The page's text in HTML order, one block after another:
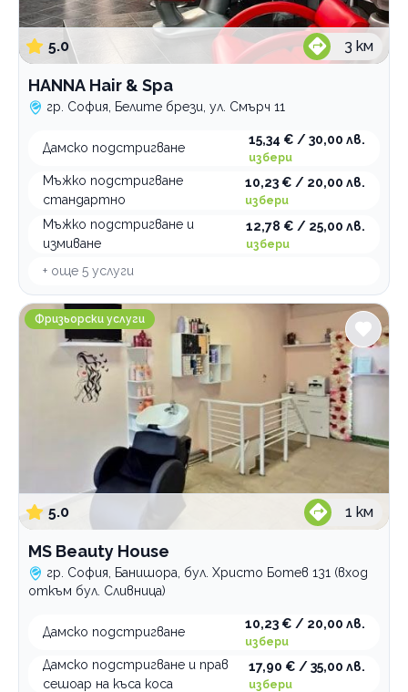
5.0 3 км
HANNА Hair & Spa
гр. София, Белите брези, ул. Смърч 11
Дамско подстригване
15,34 € / 30,00 лв.
избери
Мъжко подстригване
стандартно
10,23 € / 20,00 лв.
избери
Мъжко подстригване и
измиване
12,78 € / 25,00 лв.
избери
+ още 5 услуги
MS Beauty House
Фризьорски услуги
5.0 1 км
MS Beauty House
гр. София, Банишора, бул. Христо Ботев 131 (вход
откъм бул. Сливница)
Дамско подстригване
10,23 € / 20,00 лв.
избери
Дамско подстригване и прав
сешоар на къса коса
17,90 € / 35,00 лв.
избери